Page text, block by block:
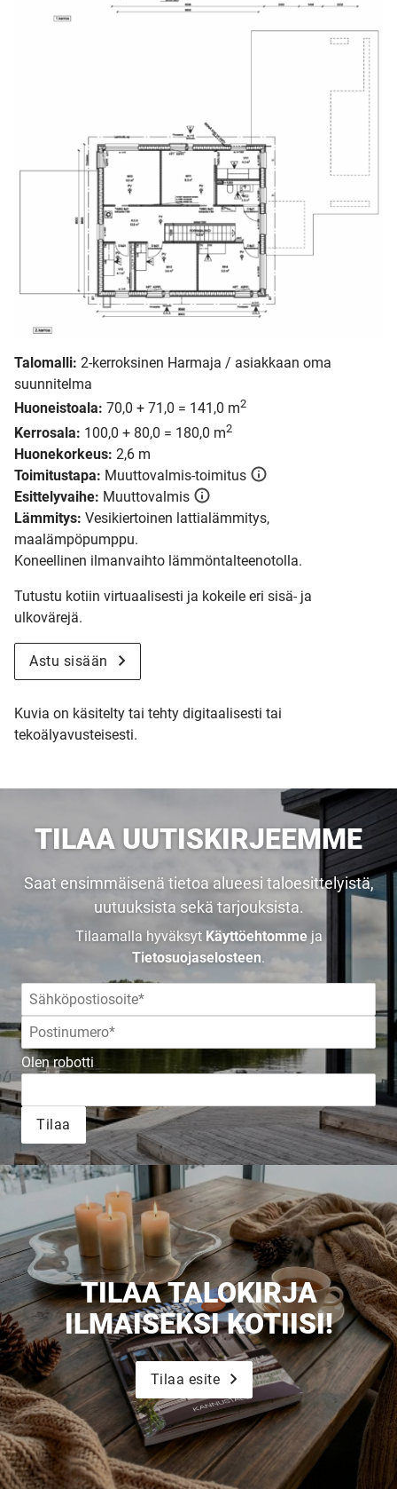
Talomalli: 2-kerroksinen Harmaja / asiakkaan oma
suunnitelma
Huoneistoala: 70,0 + 71,0 = 141,0 m2
Kerrosala: 100,0 + 80,0 = 180,0 m2
Huonekorkeus: 2,6 m
Toimitustapa: Muuttovalmis-toimitus
Esittelyvaihe: Muuttovalmis
Lämmitys: Vesikiertoinen lattialämmitys,
maalämpöpumppu.
Koneellinen ilmanvaihto lämmöntalteenotolla.
Tutustu kotiin virtuaalisesti ja kokeile eri sisä- ja
ulkovärejä.
Astu sisään
Kuvia on käsitelty tai tehty digitaalisesti tai
tekoälyavusteisesti.
TILAA UUTISKIRJEEMME
Saat ensimmäisenä tietoa alueesi taloesittelyistä,
uutuuksista sekä tarjouksista.
Tilaamalla hyväksyt Käyttöehtommeja
Tietosuojaselosteen.
Olen robotti
Tilaa
TILAA TALOKIRJA
ILMAISEKSI KOTIISI!
Tilaa esite
UUSI
UNELMISTA
KODIKSI-
TALOKIRJA ON
JULKAISTU
Upea yli 200-sivuinen talokirja!
Tilaa esite